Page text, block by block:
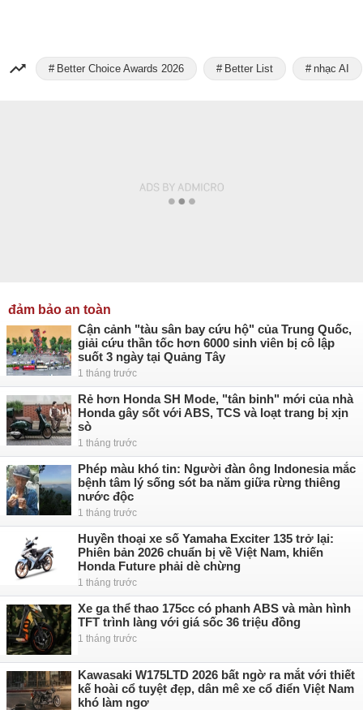
Better Choice Awards 2026 Better List nhạc AI
đảm bảo an toàn
Cận cảnh "tàu sân bay cứu hộ" của Trung Quốc,
giải cứu thần tốc hơn 6000 sinh viên bị cô lập
suốt 3 ngày tại Quảng Tây
1 tháng trước
Rẻ hơn Honda SH Mode, "tân binh" mới của nhà
Honda gây sốt với ABS, TCS và loạt trang bị xịn
sò
1 tháng trước
Phép màu khó tin: Người đàn ông Indonesia mắc
bệnh tâm lý sống sót ba năm giữa rừng thiêng
nước độc
1 tháng trước
Huyền thoại xe số Yamaha Exciter 135 trở lại:
Phiên bản 2026 chuẩn bị về Việt Nam, khiến
Honda Future phải dè chừng
1 tháng trước
Xe ga thể thao 175cc có phanh ABS và màn hình
TFT trình làng với giá sốc 36 triệu đồng
1 tháng trước
Kawasaki W175LTD 2026 bất ngờ ra mắt với thiết
kế hoài cổ tuyệt đẹp, dân mê xe cổ điển Việt Nam
khó làm ngơ